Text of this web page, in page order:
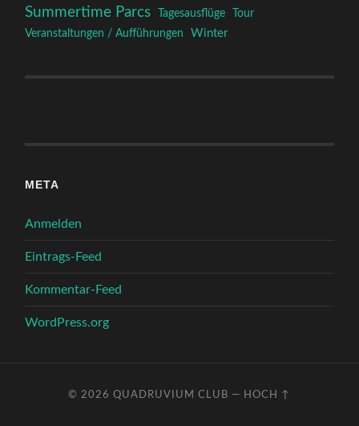
Summertime Parcs Tagesausflüge
Tour
Veranstaltungen / Aufführungen
Winter
META
Anmelden
Eintrags-Feed
Kommentar-Feed
WordPress.org
© 2026QUADRUVIUM CLUB — HOCH ↑